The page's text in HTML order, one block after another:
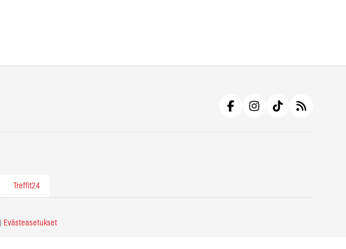
Treffit24
Evästeasetukset